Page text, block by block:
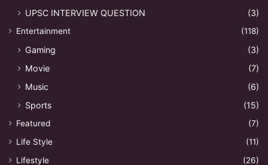
UPSC INTERVIEW QUESTION
(3)
Entertainment (118)
Gaming
(3)
Movie
(7)
Music
(6)
Sports
(15)
Featured
(7)
Life Style
(11)
Lifestyle
(26)